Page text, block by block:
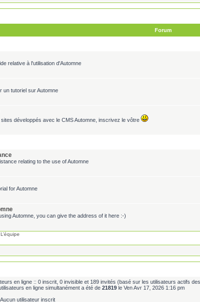
Forum
relative à l'utilisation d'Automne
un tutoriel sur Automne
développés avec le CMS Automne, inscrivez le vôtre
relating to the use of Automne
for Automne
Automne, you can give the address of it here :-)
L’équipe
en ligne :: 0 inscrit, 0 invisible et 189 invités (basé sur les utilisateurs actifs
en ligne simultanément a été de 21819 le Ven Avr 17, 2026 1:16 pm
utilisateur inscrit